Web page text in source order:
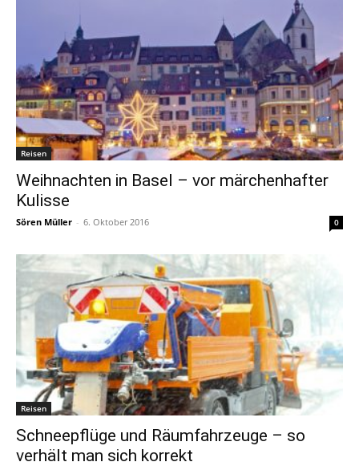
Reisen
Weihnachten in Basel – vor märchenhafter
Kulisse
Sören Müller - 6. Oktober 2016 0
Reisen
Schneepflüge und Räumfahrzeuge – so
verhält man sich korrekt